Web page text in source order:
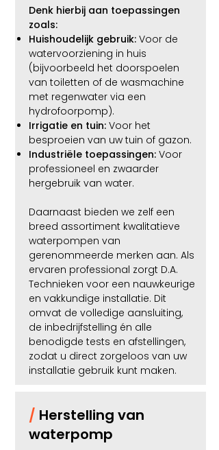
Denk hierbij aan toepassingen
zoals:​​
Huishoudelijk gebruik: Voor de
watervoorziening in huis
(bijvoorbeeld het doorspoelen
van toiletten of de wasmachine
met regenwater via een
hydrofoorpomp).
Irrigatie en tuin: Voor het
besproeien van uw tuin of gazon.
Industriële toepassingen: Voor
professioneel en zwaarder
hergebruik van water.
Daarnaast bieden we zelf een
breed assortiment kwalitatieve
waterpompen van
gerenommeerde merken aan. Als
ervaren professional zorgt D.A.
Technieken voor een nauwkeurige
en vakkundige installatie. Dit
omvat de volledige aansluiting,
de inbedrijfstelling én alle
benodigde tests en afstellingen,
zodat u direct zorgeloos van uw
installatie gebruik kunt maken.
/ Herstelling van
waterpomp